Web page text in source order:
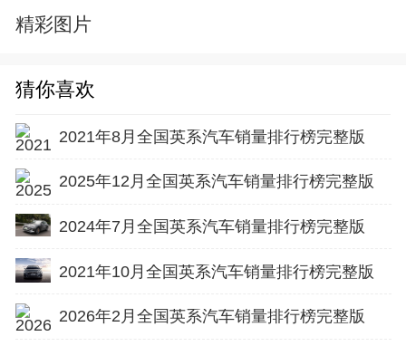
精彩图片
猜你喜欢
2021年8月全国英系汽车销量排行榜完整版
2025年12月全国英系汽车销量排行榜完整版
2024年7月全国英系汽车销量排行榜完整版
2021年10月全国英系汽车销量排行榜完整版
2026年2月全国英系汽车销量排行榜完整版